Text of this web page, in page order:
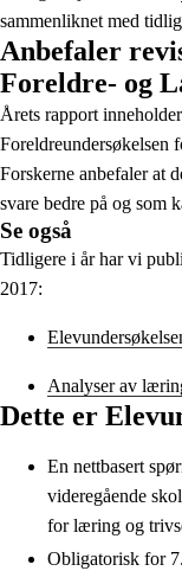
sammenliknet med
Anbefaler
Foreldre- og
Årets rapport
Foreldreundersøkelsen
Forskerne anbefaler at
svare bedre på og som
Se også
Tidligere i år har vi
2017:
Analyser av
Dette er
En nettbasert
videregående
for læring og
Obligatorisk for